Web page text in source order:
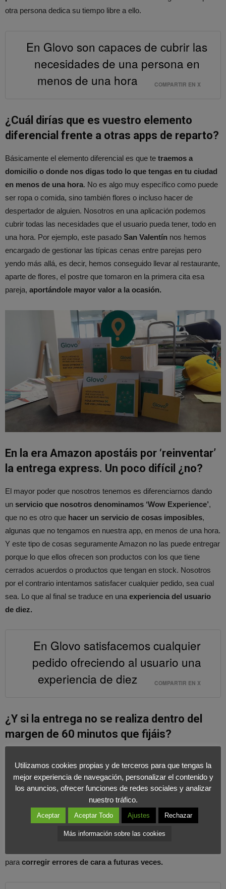
otra persona dedica su tiempo libre a ello.
En Glovo son capaces de cubrir las
necesidades de una persona en
menos de una hora
COMPARTIR EN X
¿Cuál dirías que es vuestro elemento
diferencial frente a otras apps de reparto?
Básicamente el elemento diferencial es que te traemos a
domicilio o donde nos digas todo lo que tengas en tu ciudad
en menos de una hora. No es algo muy específico como puede
ser ropa o comida, sino también flores o incluso hacer de
despertador de alguien. Nosotros en una aplicación podemos
cubrir todas las necesidades que el usuario pueda tener, todo en
una hora. Por ejemplo, este pasado San Valentín nos hemos
encargado de gestionar las típicas cenas entre parejas pero
yendo más allá, es decir, hemos conseguido llevar al restaurante,
aparte de flores, el postre que tomaron en la primera cita esa
pareja, aportándole mayor valor a la ocasión.
En la era Amazon apostáis por ‘reinventar’
la entrega express. Un poco difícil ¿no?
El mayor poder que nosotros tenemos es diferenciarnos dando
un servicio que nosotros denominamos ‘Wow Experience’,
que no es otro que hacer un servicio de cosas imposibles,
algunas que no tengamos en nuestra app, en menos de una hora.
Y este tipo de cosas seguramente Amazon no las puede entregar
porque lo que ellos ofrecen son productos con los que tiene
cerrados acuerdos o productos que tengan en stock. Nosotros
por el contrario intentamos satisfacer cualquier pedido, sea cual
sea. Lo que al final se traduce en una experiencia del usuario
de diez.
En Glovo satisfacemos cualquier
pedido ofreciendo al usuario una
experiencia de diez
COMPARTIR EN X
¿Y si la entrega no se realiza dentro del
margen de 60 minutos que fijáis?
servicio al usuario y ser coherentes con la responsabilidad
Durante todo el servicio vamos traqueando todos los pedidos,
intentando que todos sigan un control, pero a veces se da el caso
por causas ajenas a nosotros la entrega se puede
retrasar. Cuando vemos que eso va a ocurrir avisamos a todas
las partes implicadas y a posteriori hacemos una revisión de
para corregir errores de cara a futuras veces.
Utilizamos cookies propias y de terceros para que tengas la
mejor experiencia de navegación, personalizar el contenido y
los anuncios, ofrecer funciones de redes sociales y analizar
nuestro tráfico.
Aceptar Aceptar Todo Ajustes Rechazar
Más información sobre las cookies